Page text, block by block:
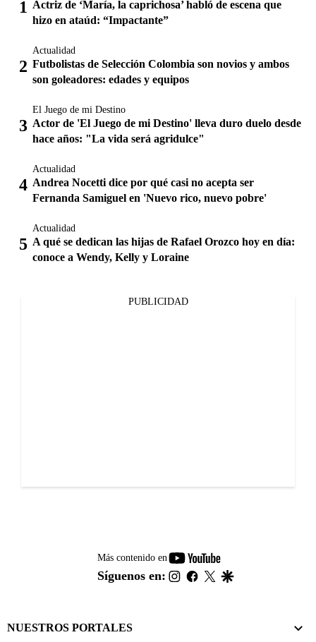
Actriz de ‘María, la caprichosa’ habló de escena que
hizo en ataúd: “Impactante”
Actualidad
Futbolistas de Selección Colombia son novios y ambos
son goleadores: edades y equipos
El Juego de mi Destino
Actor de 'El Juego de mi Destino' lleva duro duelo desde
hace años: "La vida será agridulce"
Actualidad
Andrea Nocetti dice por qué casi no acepta ser
Fernanda Samiguel en 'Nuevo rico, nuevo pobre'
Actualidad
A qué se dedican las hijas de Rafael Orozco hoy en día:
conoce a Wendy, Kelly y Loraine
PUBLICIDAD
Más contenido en
youtube-
footer
Síguenos en: instagram
facebook
twitter
NUESTROS PORTALES